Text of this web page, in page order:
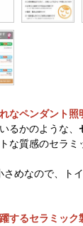
なペンダント照
るかのような、
な質感のセラ
めなので、ト
するセラミック